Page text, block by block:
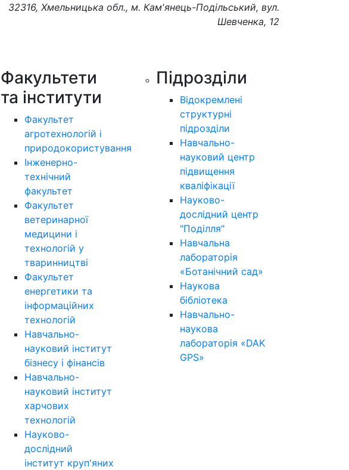
32316, Хмельницька обл., м. Кам'янець-Подільський, вул.
Шевченка, 12
Факультети
та інститути
Факультет
агротехнологій і
природокористування
Інженерно-
технічний
факультет
Факультет
ветеринарної
медицини і
технологій у
тваринництві
Факультет
енергетики та
інформаційних
технологій
Навчально-
науковий інститут
бізнесу і фінансів
Навчально-
науковий інститут
харчових
технологій
Науково-
дослідний
інститут круп'яних
Підрозділи
Відокремлені
структурні
підрозділи
Навчально-
науковий центр
підвищення
кваліфікації
Науково-
дослідний центр
"Поділля"
Навчальна
лабораторія
«Ботанічний сад»
Наукова
бібліотека
Навчально-
наукова
лабораторія «DAK
GPS»